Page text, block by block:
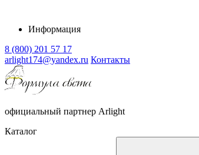
Информация
8 (800) 201 57 17
arlight174@yandex.ru Контакты
официальный партнер Arlight
Каталог